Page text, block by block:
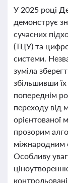
У 2025 році
демонструє
сучасних
(ТЦУ) та
системи.
зуміла
збільшивши
попереднім
переходу від
орієнтованої
прозорим
міжнародним
Особливу